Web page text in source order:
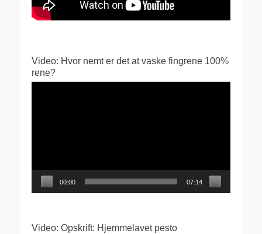
Video: Hvor nemt er det at vaske fingrene 100%
rene?
00:00 07:14
Video: Opskrift: Hjemmelavet pesto